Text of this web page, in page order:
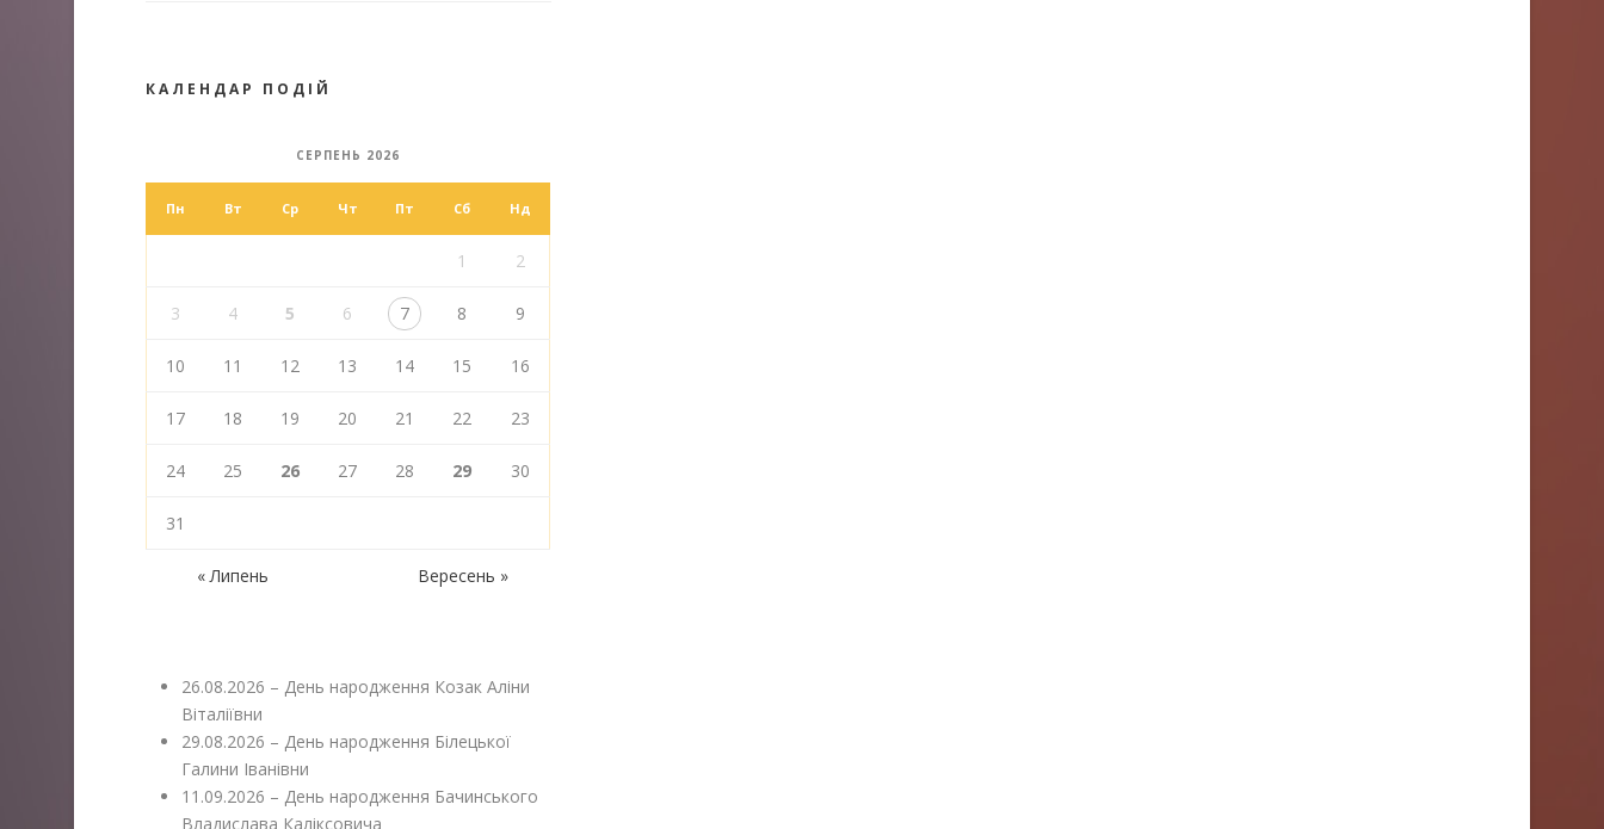
КАЛЕНДАР ПОДІЙ
СЕРПЕНЬ 2026
Пн Вт Ср Чт Пт Сб Нд
1 2
3 4 5 6 7 8 9
10 11 12 13 14 15 16
17 18 19 20 21 22 23
24 25 26 27 28 29 30
31
« Липень Вересень »
26.08.2026 – День народження Козак Аліни
Віталіївни
29.08.2026 – День народження Білецької
Галини Іванівни
11.09.2026 – День народження Бачинського
Владислава Каліксовича